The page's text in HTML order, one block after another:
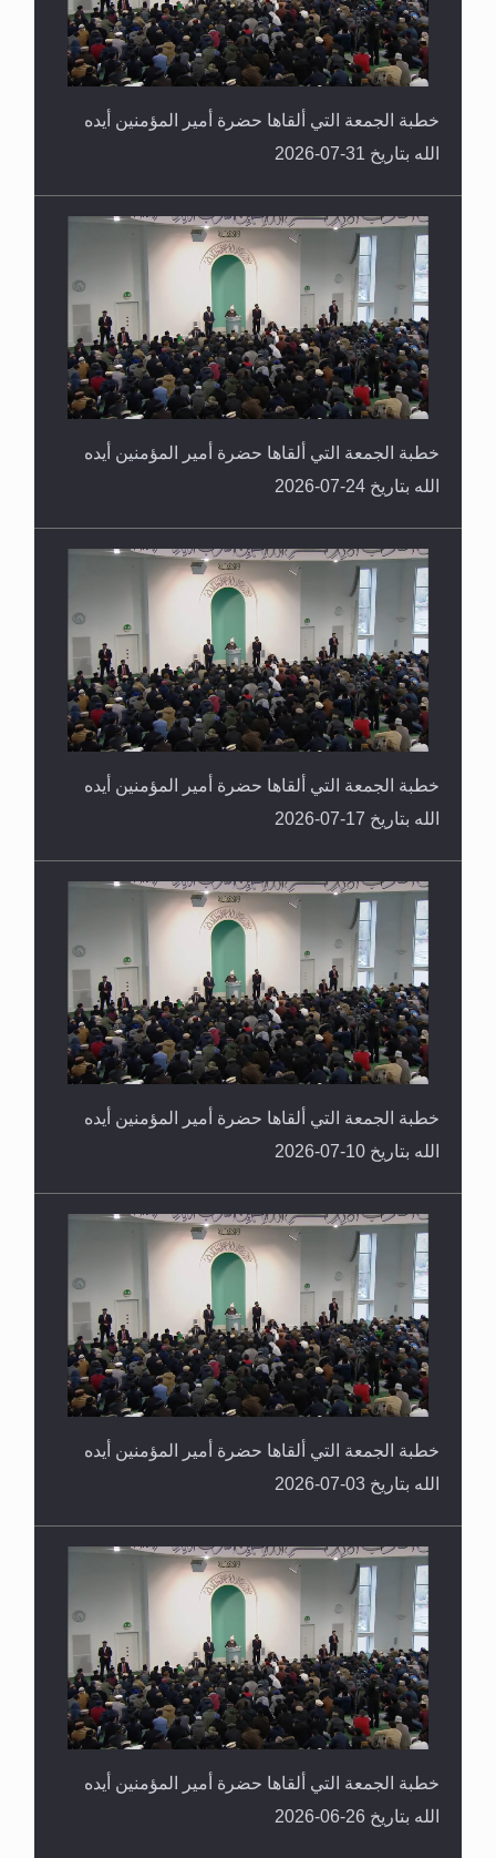
خطبة الجمعة التي ألقاها حضرة أمير المؤمنين أيده
الله بتاريخ 31-07-2026
خطبة الجمعة التي ألقاها حضرة أمير المؤمنين أيده
الله بتاريخ 24-07-2026
خطبة الجمعة التي ألقاها حضرة أمير المؤمنين أيده
الله بتاريخ 17-07-2026
خطبة الجمعة التي ألقاها حضرة أمير المؤمنين أيده
الله بتاريخ 10-07-2026
خطبة الجمعة التي ألقاها حضرة أمير المؤمنين أيده
الله بتاريخ 03-07-2026
خطبة الجمعة التي ألقاها حضرة أمير المؤمنين أيده
الله بتاريخ 26-06-2026